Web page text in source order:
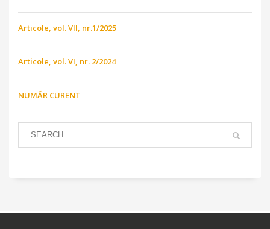
Articole, vol. VII, nr.1/2025
Articole, vol. VI, nr. 2/2024
NUMĂR CURENT